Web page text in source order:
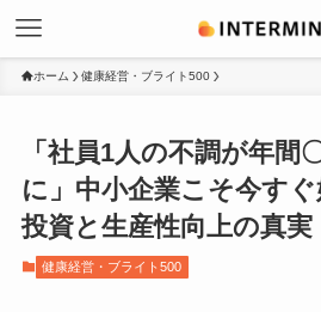
ホーム 健康経営・ブライト500
「社員1人の不調が年間
に」中小企業こそ今す
投資と生産性向上の真実
健康経営・ブライト500